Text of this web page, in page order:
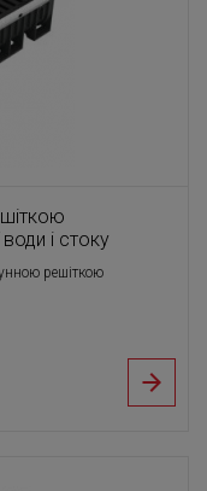
і стоку
решіткою